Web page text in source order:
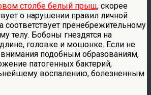
столбе белый прыщ, скорее
о нарушении правил личной
соответствует пренебрежительному
телу. Бобоны гнездятся на
головке и мошонке. Если не
подобным образованиям,
патогенных бактерий,
воспалению, болезненным